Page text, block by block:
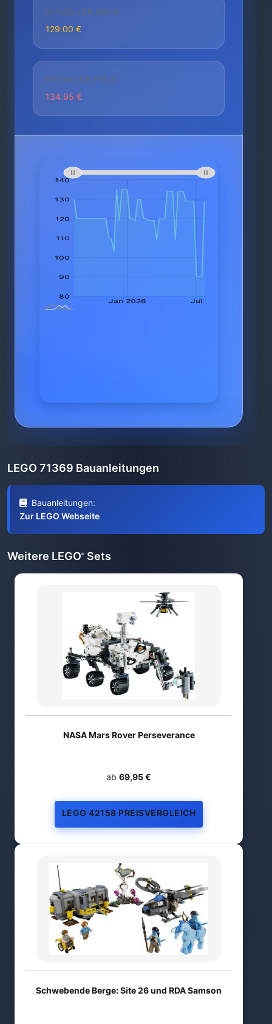
AKTUELLER PREIS
129.00 €
HÖCHSTER PREIS
134.95 €
LEGO 71369 Bauanleitungen
Bauanleitungen:
Zur LEGO Webseite
Weitere LEGO® Sets
NASA Mars Rover Perseverance
ab 69,95 €
LEGO 42158 PREISVERGLEICH
Schwebende Berge: Site 26 und RDA Samson